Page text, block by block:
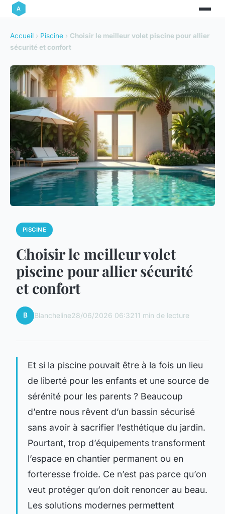
Accueil › Piscine › Choisir le meilleur volet piscine pour allier
sécurité et confort
PISCINE
Choisir le meilleur volet
piscine pour allier sécurité
et confort
B Blancheline28/06/2026 06:3211 min de lecture
Et si la piscine pouvait être à la fois un lieu
de liberté pour les enfants et une source de
sérénité pour les parents ? Beaucoup
d’entre nous rêvent d’un bassin sécurisé
sans avoir à sacrifier l’esthétique du jardin.
Pourtant, trop d’équipements transforment
l’espace en chantier permanent ou en
forteresse froide. Ce n’est pas parce qu’on
veut protéger qu’on doit renoncer au beau.
Les solutions modernes permettent